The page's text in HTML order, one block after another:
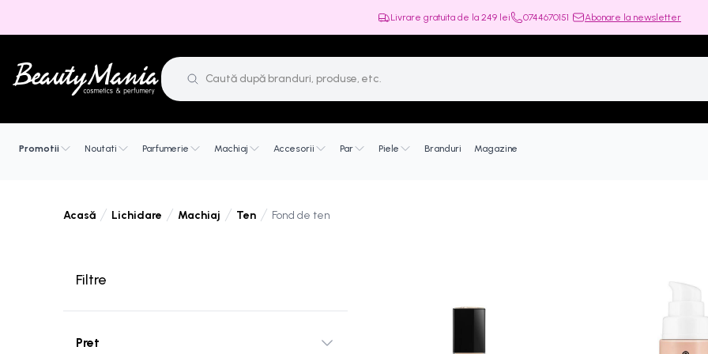
Livrare gratuita de la 249 lei 0744670151 Abonare la newsletter
Promotii Noutati Parfumerie Machiaj Accesorii Par Piele Branduri Magazine
Acasă Lichidare Machiaj Ten Fond de ten
Filtre
Pret